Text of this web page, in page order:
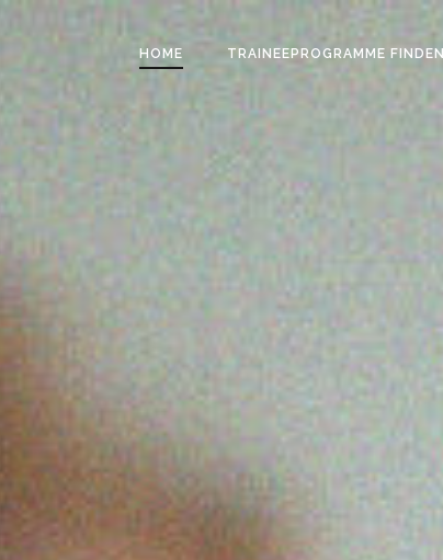
HOME TRAINEEPROGRAMME FINDEN